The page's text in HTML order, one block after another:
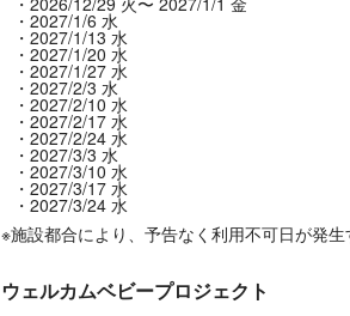
2027/1/6 水
2027/1/13 水
2027/1/20 水
2027/1/27 水
2027/2/3 水
2027/2/10 水
2027/2/17 水
2027/2/24 水
2027/3/3 水
2027/3/10 水
2027/3/17 水
2027/3/24 水
※施設都合により、予告なく利用不可日が発
ウェルカムベビープロジェクト